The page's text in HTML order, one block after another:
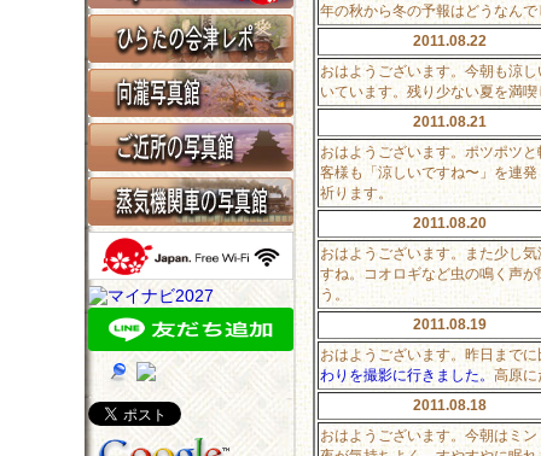
年の秋から冬の予報はどうなん
2011.08.22
おはようございます。今朝も涼
いています。残り少ない夏を満
2011.08.21
おはようございます。ポツポツ
客様も「涼しいですね〜」を連
祈ります。
2011.08.20
おはようございます。また少し
すね。コオロギなど虫の鳴く声
う。
2011.08.19
おはようございます。昨日まで
わりを撮影に行きました。高原
2011.08.18
おはようございます。今朝はミ